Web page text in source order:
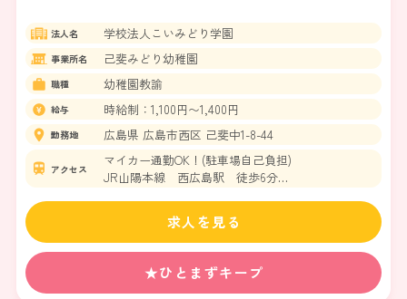
法人名 学校法人こいみどり学園
事業所名 己斐みどり幼稚園
職種 幼稚園教諭
給与 時給制：1,100円〜1,400円
勤務地 広島県 広島市西区 己斐中1-8-44
アクセス
マイカー通勤OK！(駐車場自己負担)
JR山陽本線 西広島駅 徒歩6分
★ひとまずキープ
求人を見る